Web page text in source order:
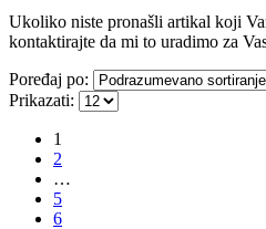
Ukoliko niste pronašli artikal koji
kontaktirajte da mi to uradimo za
Poređaj po:
Prikazati:
1
2
…
5
6